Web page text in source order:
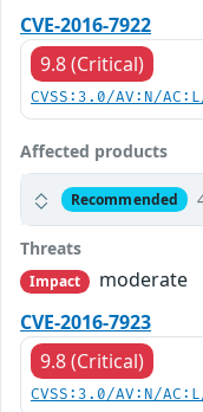
CVE-2016-7922
9.8 (Critical)
CVSS:3.0/AV:N/
Affected products
Recommended
Threats
Impact
moderate
CVE-2016-7923
9.8 (Critical)
CVSS:3.0/AV:N/